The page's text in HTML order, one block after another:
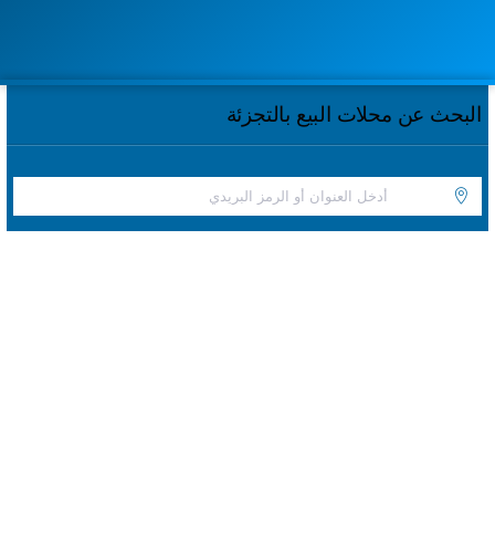
البحث عن محلات البيع بالتجزئة